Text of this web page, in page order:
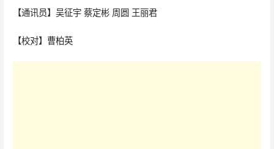
【通讯员】吴征宇 蔡定彬 周圆 王丽君
【校对】曹柏英